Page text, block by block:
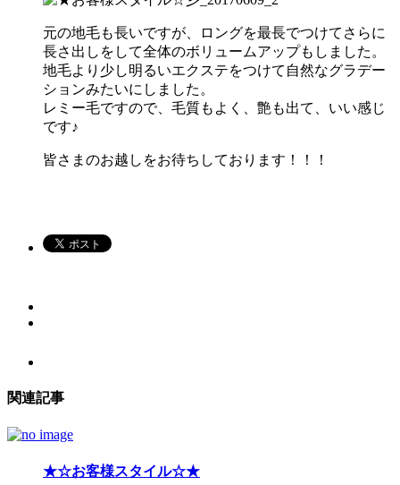
元の地毛も長いですが、ロングを最長でつけてさらに
長さ出しをして全体のボリュームアップもしました。
地毛より少し明るいエクステをつけて自然なグラデー
ションみたいにしました。
レミー毛ですので、毛質もよく、艶も出て、いい感じ
です♪
皆さまのお越しをお待ちしております！！！
関連記事
★☆お客様スタイル☆★